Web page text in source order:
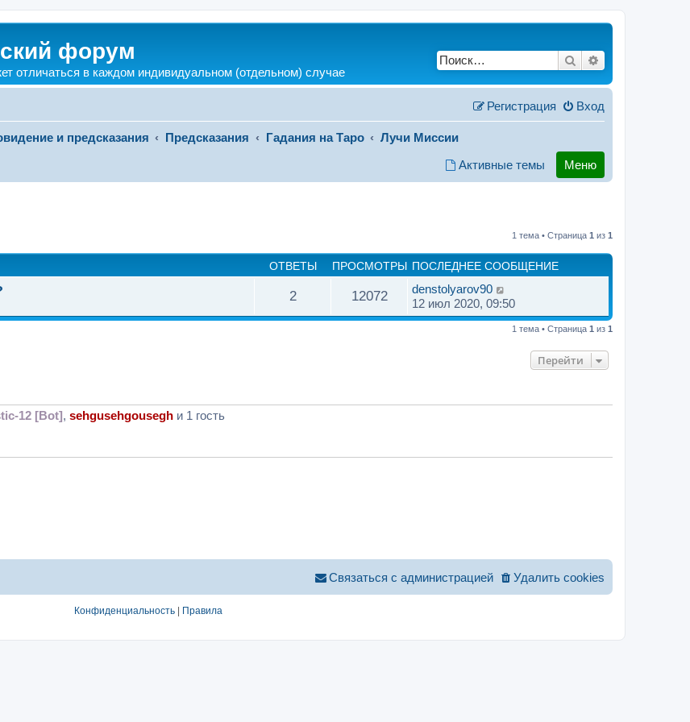
форум
отличаться в каждом индивидуальном (отдельном) случае
Поиск
Вход
Регистрация
и предсказания Предсказания Гадания на Таро
Лучи Миссии
Активные темы
Меню
1 тема • Страница 1 из 1
ОТВЕТЫ ПРОСМОТРЫ ПОСЛЕДНЕЕ СООБЩЕНИЕ
2 12072
denstolyarov90
12 июл 2020, 09:50
1 тема • Страница 1 из 1
Перейти
12 [Bot], sehgusehgousegh и 1 гость
Удалить cookies
Связаться с администрацией
Конфиденциальность Правила